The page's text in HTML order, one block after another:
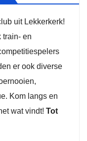
uit Lekkerkerk!
train- en
er ook diverse
Kom langs en
wat vindt! Tot